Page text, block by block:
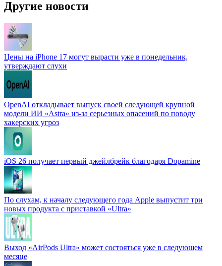
Другие новости
Цены на iPhone 17 могут вырасти уже в понедельник,
утверждают слухи
OpenAI откладывает выпуск своей следующей крупной
модели ИИ «Astra» из-за серьезных опасений по поводу
хакерских угроз
iOS 26 получает первый джейлбрейк благодаря Dopamine
По слухам, к началу следующего года Apple выпустит три
новых продукта с приставкой «Ultra»
Выход «AirPods Ultra» может состояться уже в следующем
месяце